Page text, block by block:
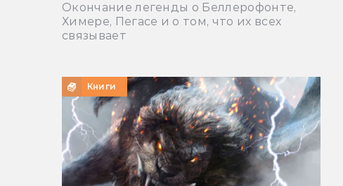
Окончание легенды о Беллерофонте,
Химере, Пегасе и о том, что их всех
связывает
Книги